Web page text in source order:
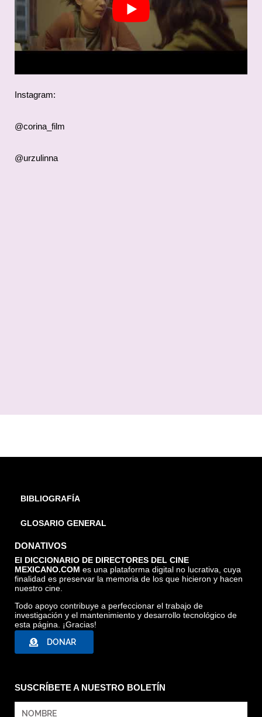
Instagram:
@corina_film
@urzulinna
BIBLIOGRAFÍA
GLOSARIO GENERAL
DONATIVOS
El DICCIONARIO DE DIRECTORES DEL CINE
MEXICANO.COM es una plataforma digital no lucrativa, cuya
finalidad es preservar la memoria de los que hicieron y hacen
nuestro cine.
Todo apoyo contribuye a perfeccionar el trabajo de
investigación y el mantenimiento y desarrollo tecnológico de
esta página. ¡Gracias!
DONAR
SUSCRÍBETE A NUESTRO BOLETÍN